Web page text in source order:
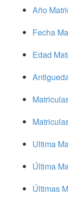
Año
Fecha
Edad
Ultima
Última
Últimas